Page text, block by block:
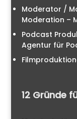
Moderator /
Moderation –
Podcast
Agentur für
12 Gründe